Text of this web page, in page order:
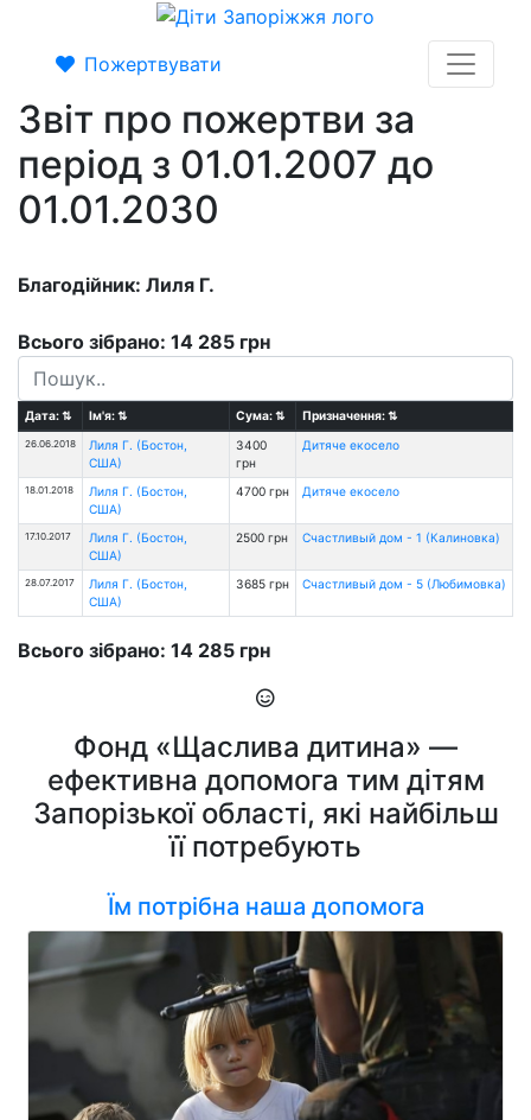
Пожертвувати
Звіт про пожертви за
період з 01.01.2007 до
01.01.2030
Благодійник: Лиля Г.
Всього зібрано: 14 285 грн
Дата:⇅ Ім'я:⇅ Сума:⇅ Призначення:⇅
26.06.2018
Лиля Г. (Бостон,
США)
3400
грн
Дитяче екосело
18.01.2018
Лиля Г. (Бостон,
США)
4700 грн Дитяче екосело
17.10.2017
Лиля Г. (Бостон,
США)
2500 грн Счастливый дом - 1 (Калиновка)
28.07.2017
Лиля Г. (Бостон,
США)
3685 грн Счастливый дом - 5 (Любимовка)
Всього зібрано: 14 285 грн
Фонд «Щаслива дитина» —
ефективна допомога тим дітям
Запорізької області, які найбільш
її потребують
Їм потрібна наша допомога